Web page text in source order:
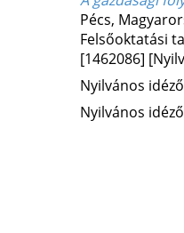
Pécs,
Felsőoktatási
[1462086]
Nyilvános
Nyilvános